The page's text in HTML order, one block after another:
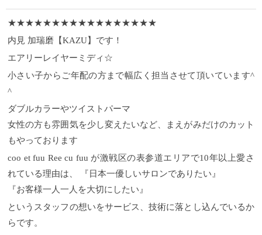
★★★★★★★★★★★★★★★★★
内見 加瑞磨【KAZU】です！
エアリーレイヤーミディ☆
小さい子からご年配の方まで幅広く担当させて頂いています^
^
ダブルカラーやツイストパーマ
女性の方も雰囲気を少し変えたいなど、まえがみだけのカット
もやっております
coo et fuu Ree cu fuu が激戦区の表参道エリアで10年以上愛さ
れている理由は、 『日本一優しいサロンでありたい』
『お客様一人一人を大切にしたい』
というスタッフの想いをサービス、技術に落とし込んでいるか
らです。